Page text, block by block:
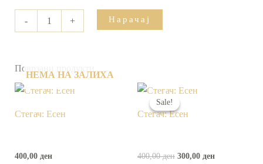
- + Нарачај
Поврзани продукти
НЕМА НА ЗАЛИХА
Стегач: Есен
400,00 ден
Sale!
Sale!
Стегач: Есен
400,00ден
Original
was:
400,00 ден.
300,00 ден